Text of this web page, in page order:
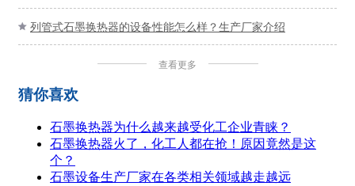
 列管式石墨换热器的设备性能怎么样？生产厂家介绍
查看更多
猜你喜欢
石墨换热器为什么越来越受化工企业青睐？
石墨换热器火了，化工人都在抢！原因竟然是这
个？
石墨设备生产厂家在各类相关领域越走越远